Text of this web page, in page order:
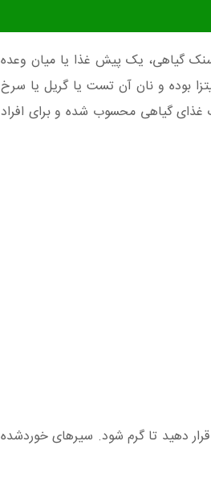
گیاهی، یک پیش غذا یا میان وعده
بوده و نان آن تست یا گریل یا سرخ
غذای گیاهی محسوب شده و برای افراد
دهید تا گرم شود. سیرهای خوردشده